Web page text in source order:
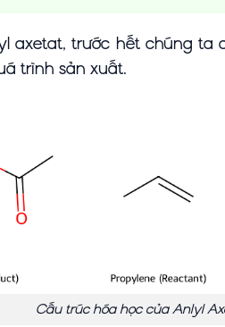
axetat, trước hết chúng
trình sản xuất.
Cấu trúc hóa học của Anlyl